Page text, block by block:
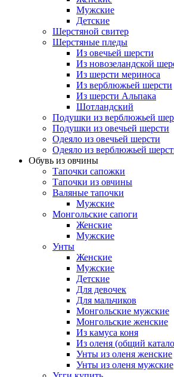
Мужские
Детские
Шерстяной свитер
Шерстяные пледы
Из овечьей шерсти
Из новозеландской
Из шерсти мериноса
Из верблюжьей шерсти
Из шерсти Альпака
Шотландский
Подушки из верблюжьей
Подушки из овечьей шерсти
Одеяло из овечьей шерсти
Одеяло из верблюжьей
Обувь из овчины
Тапочки сапожки
Тапочки из овчины
Валяные тапочки
Мужские
Монгольские сапоги
Женские
Мужские
Унты
Женские
Мужские
Детские
Для девочек
Для мальчиков
Монгольские мужские
Монгольские женские
Из камуса коня
Из оленя (общий
Унты из оленя женские
Унты из оленя мужские